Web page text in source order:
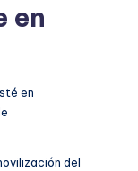
en
en
del